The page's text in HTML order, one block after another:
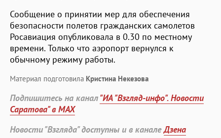
Сообщение о принятии мер для обеспечения
безопасности полетов гражданских самолетов
Росавиация опубликовала в 0.30 по местному
времени. Только что аэропорт вернулся к
обычному режиму работы.
Материал подготовила Кристина Некезова
Подпишитесь на канал"ИА "Взгляд-инфо". Новости
Саратова" в MAX
Новости "Взгляда" доступны и в каналеДзена